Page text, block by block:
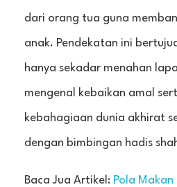
dari orang tua guna
anak. Pendekatan ini
hanya sekadar menahan
mengenal kebaikan amal
kebahagiaan dunia akhirat
dengan bimbingan hadis
Baca Jua Artikel: Pola